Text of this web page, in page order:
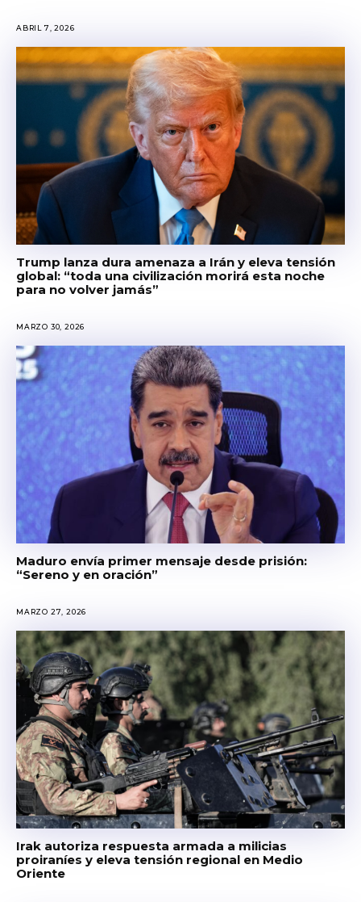
ABRIL 7, 2026
Trump lanza dura amenaza a Irán y eleva tensión
global: “toda una civilización morirá esta noche
para no volver jamás”
MARZO 30, 2026
Maduro envía primer mensaje desde prisión:
“Sereno y en oración”
MARZO 27, 2026
Irak autoriza respuesta armada a milicias
proiraníes y eleva tensión regional en Medio
Oriente